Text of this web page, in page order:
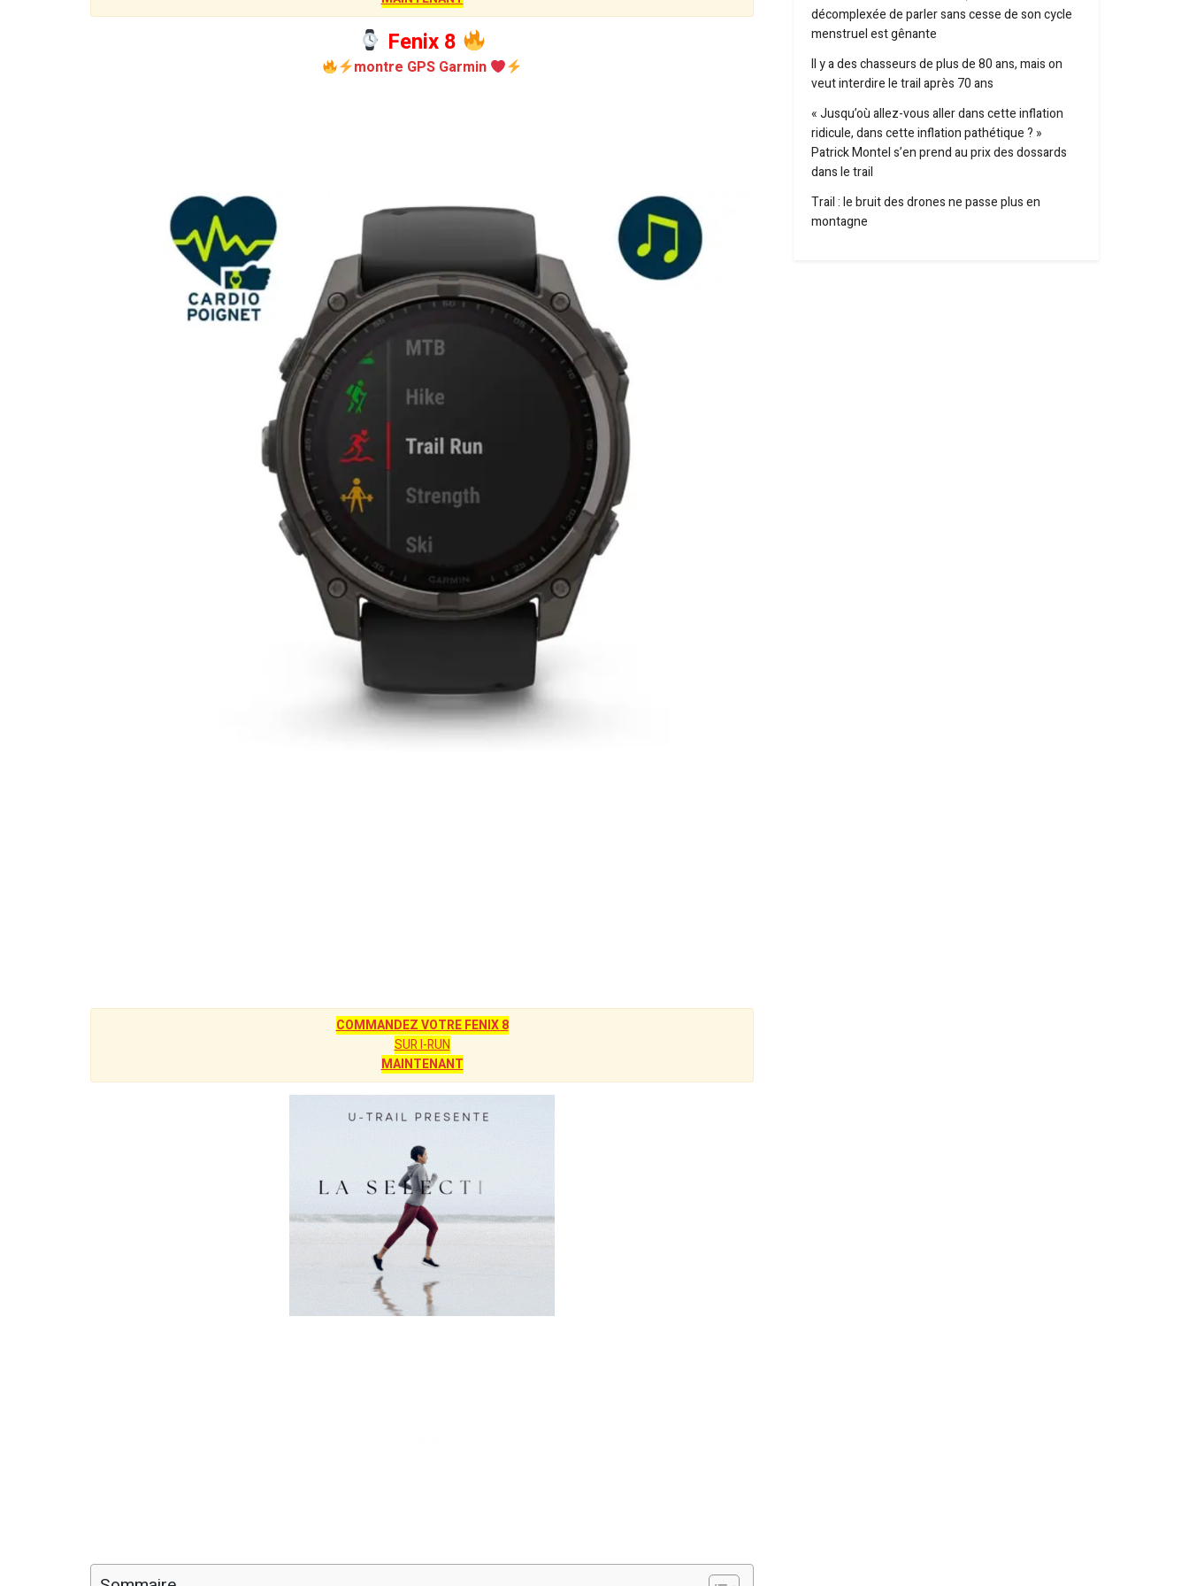
Fenix 8
montre GPS Garmin
COMMANDEZ VOTRE FENIX 8
SUR I-RUN
MAINTENANT
décomplexée de parler sans cesse de son cycle
menstruel est gênante
Il y a des chasseurs de plus de 80 ans, mais on
veut interdire le trail après 70 ans
« Jusqu’où allez-vous aller dans cette inflation
ridicule, dans cette inflation pathétique ? »
Patrick Montel s’en prend au prix des dossards
dans le trail
Trail : le bruit des drones ne passe plus en
montagne